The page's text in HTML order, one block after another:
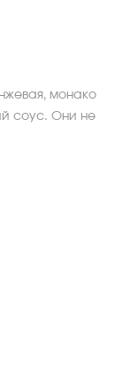
монако
соус. Они не